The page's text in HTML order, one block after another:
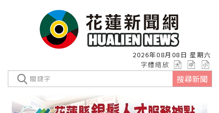
2026年08月08日 星期六
字體縮放
搜尋新聞